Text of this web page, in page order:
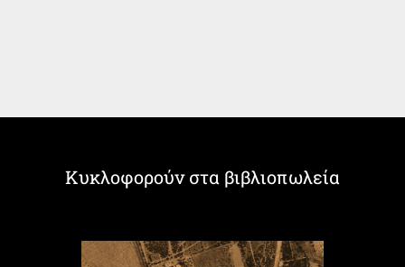
Κυκλοφορούν στα βιβλιοπωλεία